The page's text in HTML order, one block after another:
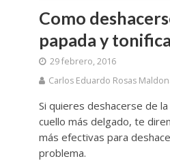
Como
papada y
29 febrero, 2016
Carlos Eduardo Rosas
Si quieres deshacerse de
cuello más delgado, te
más efectivas para
problema.